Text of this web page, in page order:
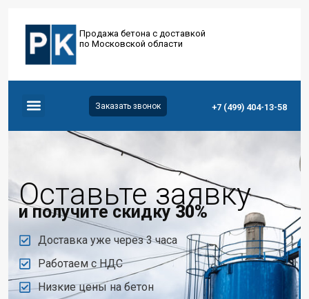
Продажа бетона с доставкой
по Московской области
+7 (499) 404-13-58
Заказать звонок
Оставьте заявку
и получите скидку 30%
Доставка уже через 3 часа
Работаем с НДС
Низкие цены на бетон